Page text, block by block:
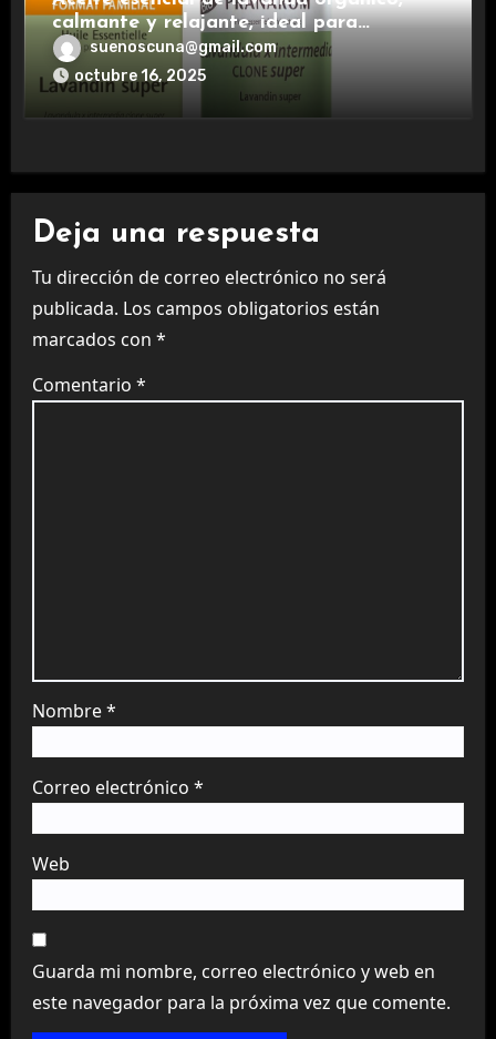
calmante y relajante, ideal para
aromaterapia.
suenoscuna@gmail.com
octubre 16, 2025
Deja una respuesta
Tu dirección de correo electrónico no será
publicada. Los campos obligatorios están
marcados con *
Comentario *
Nombre*
Correo electrónico *
Web
Guarda mi nombre, correo electrónico y web en
este navegador para la próxima vez que comente.